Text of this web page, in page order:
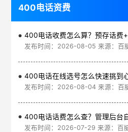
400电话资费
发布时间：2026-08-05 来源：百
发布时间：2026-08-04 来源：百
400电话话费怎么查？管理后台
发布时间：2026-07-29 来源：百